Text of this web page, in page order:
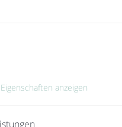
anzeigen